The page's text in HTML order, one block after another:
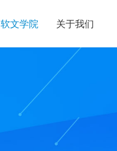
软文学院 关于我们